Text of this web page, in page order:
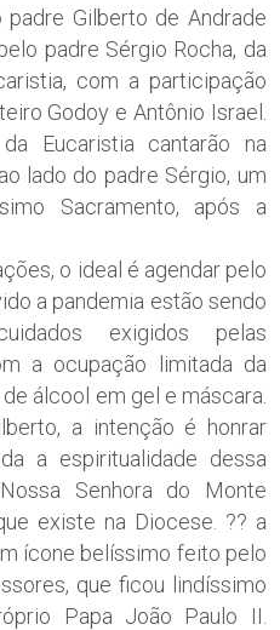
Gilberto de Andrade
padre Sérgio Rocha, da
com a participação
Godoy e Antônio Israel.
Eucaristia cantarão na
lado do padre Sérgio, um
Sacramento, após a
o ideal é agendar pelo
a pandemia estão sendo
exigidos pelas
a ocupação limitada da
álcool em gel e máscara.
a intenção é honrar
a espiritualidade dessa
Senhora do Monte
existe na Diocese. ?? a
ícone belíssimo feito pelo
que ficou lindíssimo
Papa João Paulo II.